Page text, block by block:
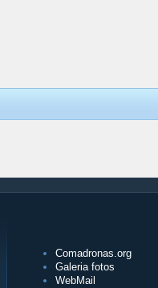
Comadronas.org
Galeria fotos
WebMail